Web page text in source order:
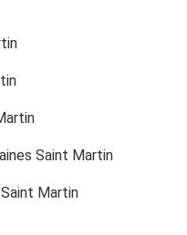
Saint Martin
Martin